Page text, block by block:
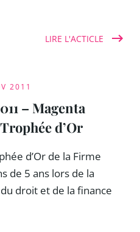
LIRE L'ACTICLE
2011
– Magenta
d’Or
d’Or de la Firme
de 5 ans lors de la
droit et de la finance